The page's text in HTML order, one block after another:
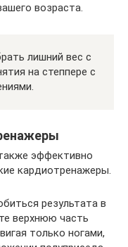
возраста.
лишний вес с
на степпере с
эффективно
кардиотренажеры.
результата в
верхнюю часть
только ногами,